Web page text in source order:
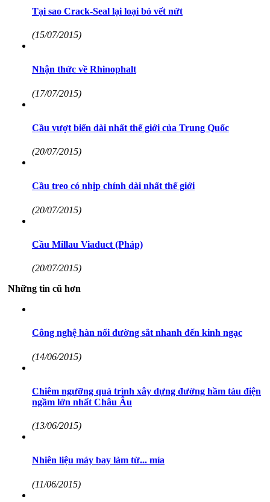
Tại sao Crack-Seal lại loại bỏ vết nứt
(15/07/2015)
Nhận thức về Rhinophalt
(17/07/2015)
Cầu vượt biển dài nhất thế giới của Trung Quốc
(20/07/2015)
Cầu treo có nhịp chính dài nhất thế giới
(20/07/2015)
Cầu Millau Viaduct (Pháp)
(20/07/2015)
Những tin cũ hơn
Công nghệ hàn nối đường sắt nhanh đến kinh ngạc
(14/06/2015)
Chiêm ngưỡng quá trình xây dựng đường hầm tàu điện
ngầm lớn nhất Châu Âu
(13/06/2015)
Nhiên liệu máy bay làm từ... mía
(11/06/2015)